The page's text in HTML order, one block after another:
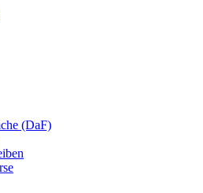
(DaF)